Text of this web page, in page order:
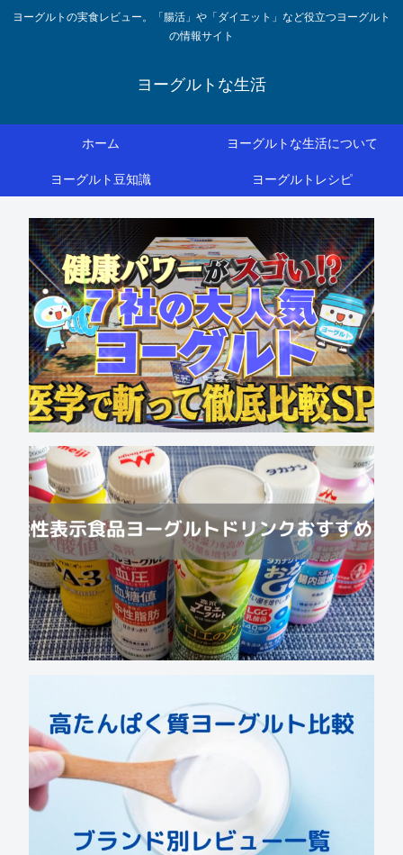
ヨーグルトの実食レビュー。「腸活」や「ダイエット」など役立つヨーグルト
の情報サイト
ヨーグルトな生活
ホーム
ヨーグルトな生活について
ヨーグルト豆知識
ヨーグルトレシピ